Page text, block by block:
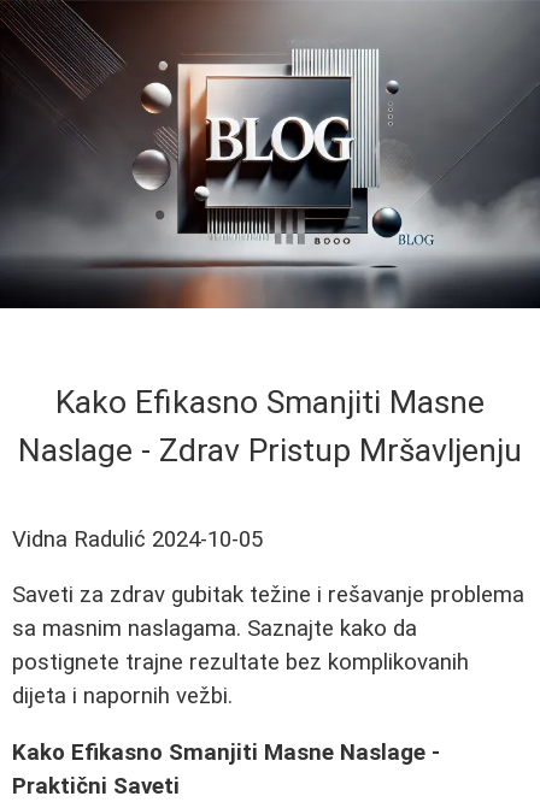
Kako Efikasno Smanjiti Masne
Naslage - Zdrav Pristup Mršavljenju
Vidna Radulić 2024-10-05
Saveti za zdrav gubitak težine i rešavanje problema
sa masnim naslagama. Saznajte kako da
postignete trajne rezultate bez komplikovanih
dijeta i napornih vežbi.
Kako Efikasno Smanjiti Masne Naslage -
Praktični Saveti